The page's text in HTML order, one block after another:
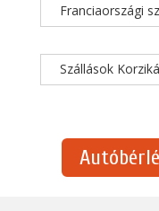
Franciaországi
Szállások